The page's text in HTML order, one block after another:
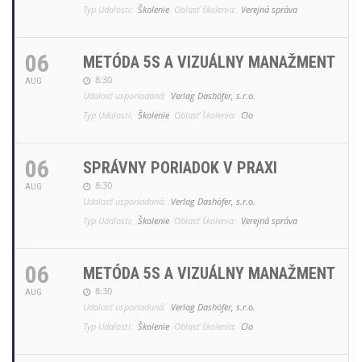
Typ Udalosti: Školenie Oblasť školenia: Verejná správa
06
AUG
METÓDA 5S A VIZUÁLNY MANAŽMENT
8:30
Udalosť usporiadaná: Verlag Dashöfer, s.r.o.
Typ Udalosti: Školenie Oblasť školenia: Clo
06
AUG
SPRÁVNY PORIADOK V PRAXI
8:30
Udalosť usporiadaná: Verlag Dashöfer, s.r.o.
Typ Udalosti: Školenie Oblasť školenia: Verejná správa
06
AUG
METÓDA 5S A VIZUÁLNY MANAŽMENT
8:30
Udalosť usporiadaná: Verlag Dashöfer, s.r.o.
Typ Udalosti: Školenie Oblasť školenia: Clo